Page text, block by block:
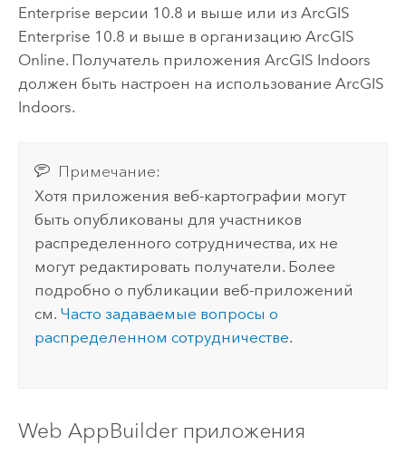
Enterprise версии 10.8 и выше или из ArcGIS
Enterprise 10.8 и выше в организацию ArcGIS
Online. Получатель приложения ArcGIS Indoors
должен быть настроен на использование ArcGIS
Indoors.
Примечание:
Хотя приложения веб-картографии могут
быть опубликованы для участников
распределенного сотрудничества, их не
могут редактировать получатели. Более
подробно о публикации веб-приложений
см. Часто задаваемые вопросы о
распределенном сотрудничестве.
Web AppBuilderприложения